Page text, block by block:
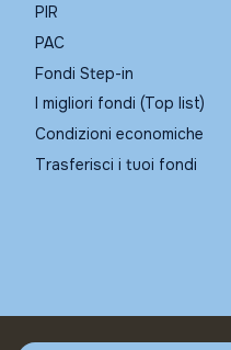
PIR
PAC
Fondi Step-in
I migliori fondi (Top list)
Condizioni economiche
Trasferisci i tuoi fondi